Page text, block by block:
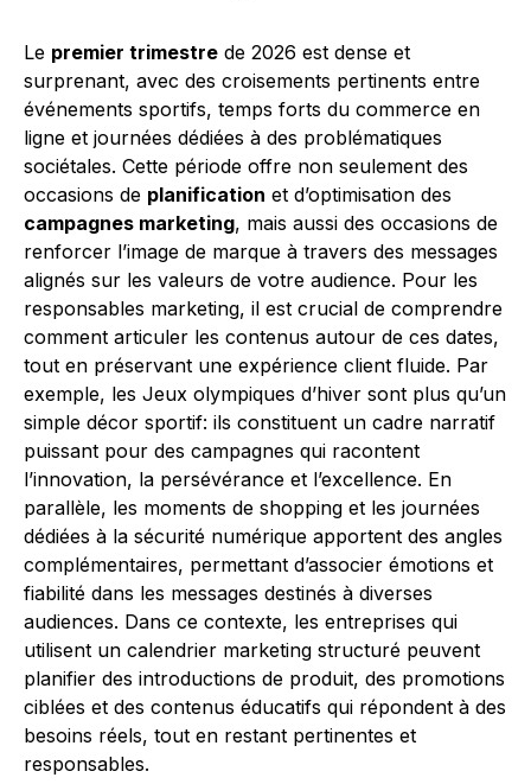
Le premier trimestre de 2026 est dense et
surprenant, avec des croisements pertinents entre
événements sportifs, temps forts du commerce en
ligne et journées dédiées à des problématiques
sociétales. Cette période offre non seulement des
occasions de planification et d’optimisation des
campagnes marketing, mais aussi des occasions de
renforcer l’image de marque à travers des messages
alignés sur les valeurs de votre audience. Pour les
responsables marketing, il est crucial de comprendre
comment articuler les contenus autour de ces dates,
tout en préservant une expérience client fluide. Par
exemple, les Jeux olympiques d’hiver sont plus qu’un
simple décor sportif: ils constituent un cadre narratif
puissant pour des campagnes qui racontent
l’innovation, la persévérance et l’excellence. En
parallèle, les moments de shopping et les journées
dédiées à la sécurité numérique apportent des angles
complémentaires, permettant d’associer émotions et
fiabilité dans les messages destinés à diverses
audiences. Dans ce contexte, les entreprises qui
utilisent un calendrier marketing structuré peuvent
planifier des introductions de produit, des promotions
ciblées et des contenus éducatifs qui répondent à des
besoins réels, tout en restant pertinentes et
responsables.